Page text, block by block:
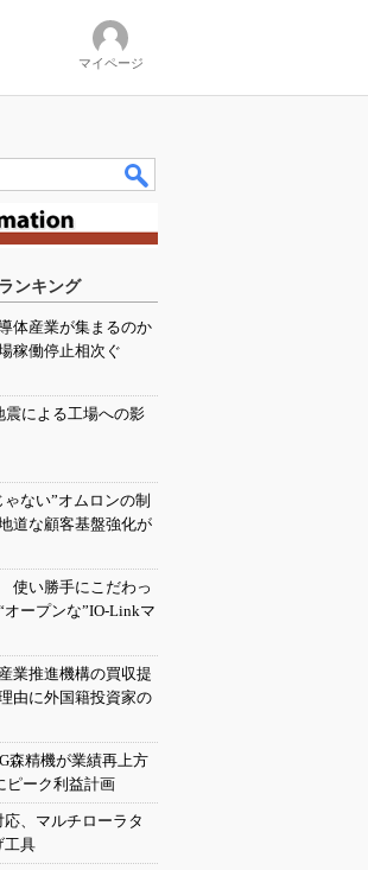
マイページ
ンキング
体産業が集まるのか
稼働停止相次ぐ
震による工場への影
ない”オムロンの制
道な顧客基盤強化が
使い勝手にこだわっ
オープンな”IO-Linkマ
業推進機構の買収提
由に外国籍投資家の
森精機が業績再上方
ピーク利益計画
、マルチローラタ
工具